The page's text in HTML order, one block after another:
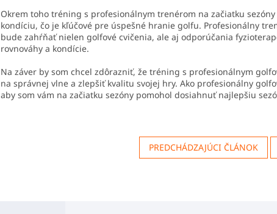
Okrem toho tréning s profesionálnym trenérom na začiatku
kondíciu, čo je kľúčové pre úspešné hranie golfu. Profesionálny
bude zahŕňať nielen golfové cvičenia, ale aj odporúčania
rovnováhy a kondície.
Na záver by som chcel zdôrazniť, že tréning s profesionálnym
na správnej vlne a zlepšiť kvalitu svojej hry. Ako profesionálny
aby som vám na začiatku sezóny pomohol dosiahnuť najlepšiu
PREDCHÁDZAJÚCI ČLÁNOK